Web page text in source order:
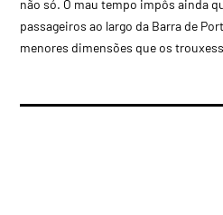
não só. O mau tempo impôs ainda
passageiros ao largo da Barra de
menores dimensões que os